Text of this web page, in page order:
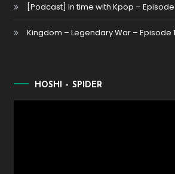
[Podcast] In time with Kpop –
Kingdom – Legendary War – Episode 1
HOSHI – SPIDER